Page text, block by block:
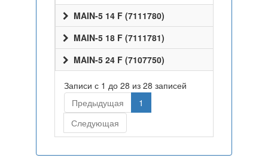
MAIN-5 14 F (7111780)
MAIN-5 18 F (7111781)
MAIN-5 24 F (7107750)
Записи с 1 до 28 из 28 записей
Предыдущая
1
Следующая